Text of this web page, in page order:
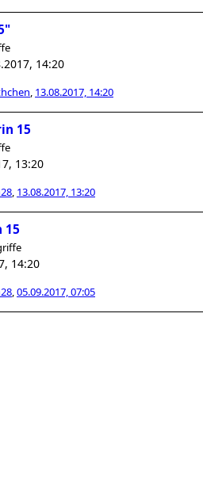
14:20
, 13.08.2017, 14:20
15
13:20
, 13.08.2017, 13:20
15
14:20
,05.09.2017, 07:05